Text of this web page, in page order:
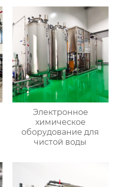
Электронное
химическое
оборудование для
чистой воды